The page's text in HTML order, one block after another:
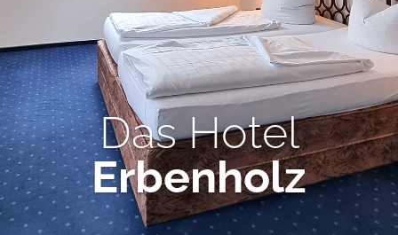
Das Hotel
Erbenholz